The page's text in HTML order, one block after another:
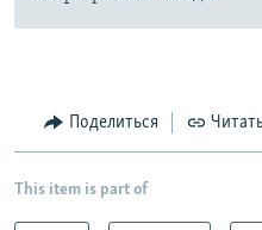
Поделиться
This item is part of